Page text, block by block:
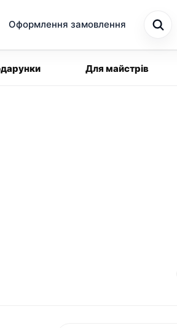
Оформлення замовлення
Для майстрів